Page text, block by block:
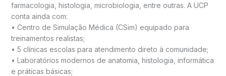
farmacologia, histologia, microbiologia, entre outras. A UCP
conta ainda com:
• Centro de Simulação Médica (CSim) equipado para
treinamentos realistas;
• 5 clínicas escolas para atendimento direto à comunidade;
• Laboratórios modernos de anatomia, histologia, informática
e práticas básicas;